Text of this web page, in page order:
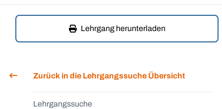
Lehrgang herunterladen
Zurück in die Lehrgangssuche Übersicht
Lehrgangssuche